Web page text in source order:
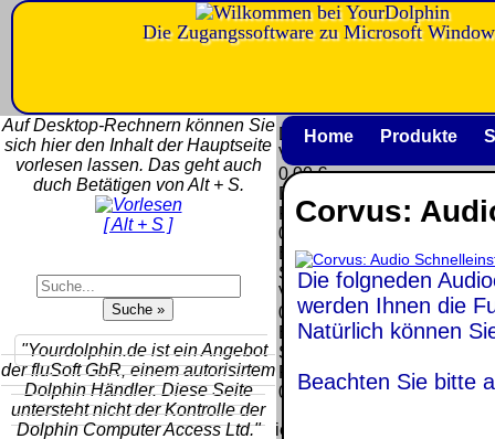
Corvus:
Die folgneden
werden Ihnen die
Natürlich können
Beachten Sie bitte
Home Produkte
Auf Desktop-Rechnern können Sie
sich hier den Inhalt der Hauptseite
vorlesen lassen. Das geht auch
duch Betätigen von Alt + S.
[ Alt + S ]
"Yourdolphin.de ist ein Angebot
der fluSoft GbR, einem autorisirtem
Dolphin Händler. Diese Seite
untersteht nicht der Kontrolle der
Dolphin Computer Access Ltd."
Die Zugangssoftware zu Microsoft
Code:
Deutschland
Nachnahme:
8.95 €
Deutschland
Vorkasse: 6.95
€
Schweiz)
Vorkasse:
20.00 €
EU (inkl.
Schweiz)
PayPal: 20.00
€
Deutschland
Vorkasse:
0.00 €
Deutschland
PayPal:
0.00 €
EU (inkl.
Schweiz)
Vorkasse:
0.00 €
EU (inkl.
Schweiz)
PayPal:
0.00 €
Bei dieser